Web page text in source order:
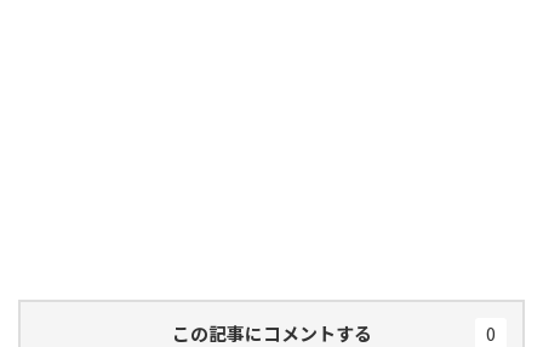
この記事にコメントする 0